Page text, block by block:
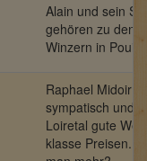
Alain und sein
gehören zu den
Winzern in
Raphael Midoir
sympatisch und
Loiretal gute
klasse Preisen.